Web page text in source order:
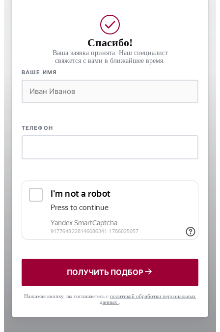
Спасибо!
Ваша заявка принята. Наш специалист
свяжется с вами в ближайшее время.
ВАШЕ ИМЯ
ТЕЛЕФОН
ПОЛУЧИТЬ ПОДБОР
Нажимая кнопку, вы соглашаетесь с политикой обработки персональных
данных